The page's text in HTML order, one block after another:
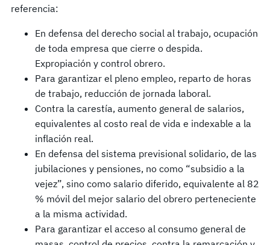
referencia:
En defensa del derecho social al trabajo, ocupación
de toda empresa que cierre o despida.
Expropiación y control obrero.
Para garantizar el pleno empleo, reparto de horas
de trabajo, reducción de jornada laboral.
Contra la carestía, aumento general de salarios,
equivalentes al costo real de vida e indexable a la
inflación real.
En defensa del sistema previsional solidario, de las
jubilaciones y pensiones, no como “subsidio a la
vejez”, sino como salario diferido, equivalente al 82
% móvil del mejor salario del obrero perteneciente
a la misma actividad.
Para garantizar el acceso al consumo general de